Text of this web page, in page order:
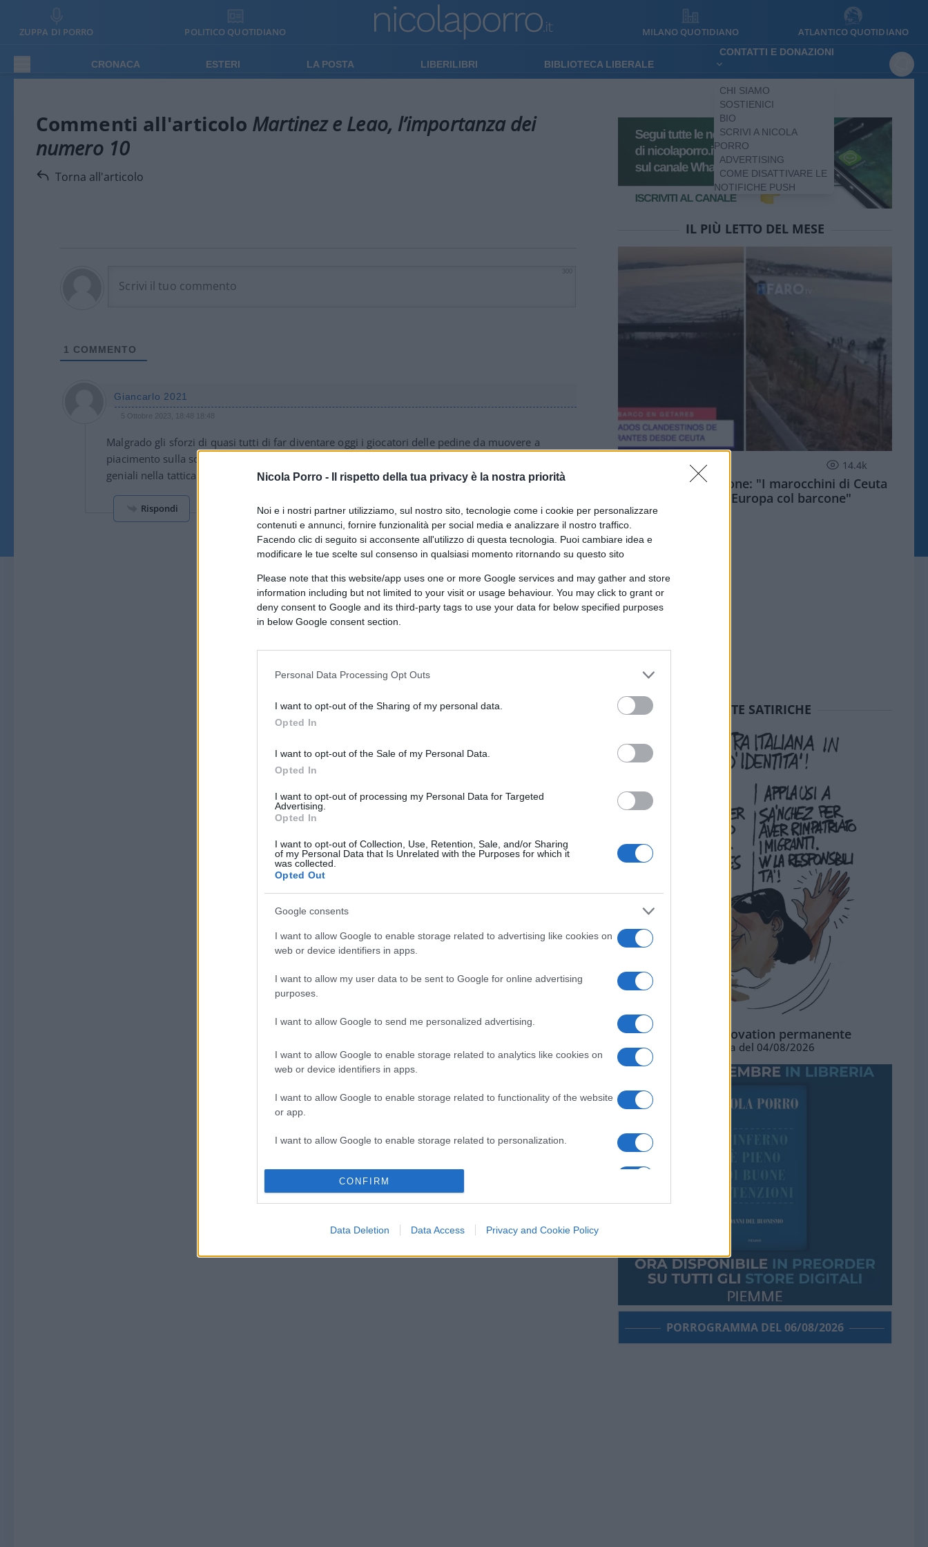
Nicola Porro - Il rispetto della tua privacy è la nostra priorità
Noi e i nostri partner utilizziamo, sul nostro sito, tecnologie come i cookie per personalizzare
contenuti e annunci, fornire funzionalità per social media e analizzare il nostro traffico.
Facendo clic di seguito si acconsente all'utilizzo di questa tecnologia. Puoi cambiare idea e
modificare le tue scelte sul consenso in qualsiasi momento ritornando su questo sito
Please note that this website/app uses one or more Google services and may gather and store
information including but not limited to your visit or usage behaviour. You may click to grant or
deny consent to Google and its third-party tags to use your data for below specified purposes
in below Google consent section.
Personal Data Processing Opt Outs
I want to opt-out of the Sharing of my personal data.
Opted In
I want to opt-out of the Sale of my Personal Data.
Opted In
I want to opt-out of processing my Personal Data for Targeted
Advertising.
Opted In
I want to opt-out of Collection, Use, Retention, Sale, and/or Sharing
of my Personal Data that Is Unrelated with the Purposes for which it
was collected.
Opted Out
Google consents
I want to allow Google to enable storage related to advertising like cookies on
web or device identifiers in apps.
I want to allow my user data to be sent to Google for online advertising
purposes.
I want to allow Google to send me personalized advertising.
I want to allow Google to enable storage related to analytics like cookies on
web or device identifiers in apps.
I want to allow Google to enable storage related to functionality of the website
or app.
I want to allow Google to enable storage related to personalization.
I want to allow Google to enable storage related to security, including
authentication functionality and fraud prevention, and other user protection.
CONFIRM
Data Deletion Data Access Privacy and Cookie Policy
ZUPPA DI PORRO POLITICO QUOTIDIANO MILANO QUOTIDIANO ATLANTICO QUOTIDIANO
CRONACA ESTERI LA POSTA LIBERILIBRI BIBLIOTECA LIBERALE
CONTATTI E DONAZIONI
CHI SIAMO
SOSTIENICI
BIO
SCRIVI A NICOLA
PORRO
ADVERTISING
COME DISATTIVARE LE
NOTIFICHE PUSH
Commenti all'articolo Martinez e Leao, l’importanza dei
numero 10
Torna all'articolo
1 COMMENTO
Giancarlo 2021
5 Ottobre 2023, 18:48 18:48
Malgrado gli sforzi di quasi tutti di far diventare oggi i giocatori delle pedine da muovere a
piacimento sulla scacchiera del campo per dimostrare quanto sono grandi prime donne e pure
geniali nella tattica e nella strategia! Come se fossero tanti Napoleone! Che però non è finito bene.
Rispondi
IL PIÙ LETTO DEL MESE
14.4k
Meloni aveva ragione: "I marocchini di Ceuta
sbarcano in Europa col barcone"
SEDUTE SATIRICHE
La standing ovation permanente
Vignetta del 04/08/2026
PORROGRAMMA DEL 06/08/2026